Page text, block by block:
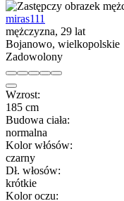
miras111
mężczyzna, 29 lat
Bojanowo, wielkopolskie
Zadowolony
Wzrost:
185 cm
Budowa ciała:
normalna
Kolor włósów:
czarny
Dł. włosów:
krótkie
Kolor oczu: